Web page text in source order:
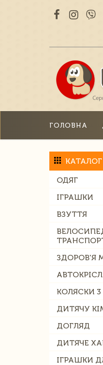
ГОЛОВНА
КАТАЛОГ
ОДЯГ
ІГРАШКИ
ВЗУТТЯ
ЗДОРОВ'Я
КОЛЯСКИ 3
ДИТЯЧУ
ДОГЛЯД
ДИТЯЧЕ
ІГРАШКИ